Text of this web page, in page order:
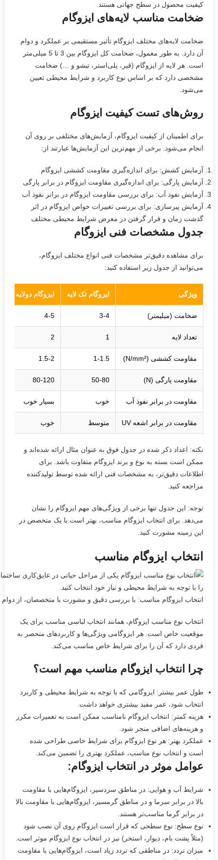
کیفیت محصول در سطح جهانی هستند.
ضخامت مناسب لایه‌های ایزوگام
ضخامت لایه‌های مختلف ایزوگام تأثیر مستقیمی بر عملکرد و دوام
آن دارد. به طور معمول، ضخامت کل ایزوگام بین 3 تا 5 میلی‌متر
است. هر لایه از ایزوگام (قیر، پلی‌استر، تیشو و …) ضخامت
مشخصی دارد که بر اساس نوع کاربرد و شرایط محیطی تعیین
می‌شود.
روش‌های تست کیفیت ایزوگام
برای اطمینان از کیفیت ایزوگام، آزمایش‌های مختلفی بر روی آن
انجام می‌شود. برخی از مهم‌ترین این آزمایش‌ها عبارتند از:
آزمایش کشش: برای اندازه‌گیری مقاومت کششی ایزوگام
آزمایش پارگی: برای اندازه‌گیری مقاومت ایزوگام در برابر پارگی
آزمایش نفوذ آب: برای بررسی مقاومت ایزوگام در برابر نفوذ آب
آزمایش پیرسازی: برای بررسی تغییرات خواص ایزوگام در اثر
گذشت زمان و قرار گرفتن در معرض شرایط محیطی مختلف
جدول مشخصات فنی ایزوگام
برای مشاهده دقیق‌تر مشخصات فنی انواع مختلف ایزوگام،
می‌توانید از جدول زیر استفاده کنید:
ویژگی ایزوگام تک لایه ایزوگام دولایه
ضخامت (میلیمتر) 3-4
4-5
تعداد لایه 1
2
مقاومت کششی (N/mm²) 1-1.5
1.5-2
مقاومت پارگی (N) 50-80
80-120
مقاومت در برابر نفوذ آب خوب بسیار خوب
مقاومت در برابر اشعه UV متوسط خوب
نکته: اعداد ذکر شده در جدول فوق به عنوان مثال ارائه شده‌اند و
ممکن است بسته به نوع و برند ایزوگام متفاوت باشد. برای
اطلاعات دقیق‌تر، به مشخصات فنی ارائه شده توسط تولیدکننده
مراجعه کنید.
توجه: این جدول تنها برخی از ویژگی‌های مهم ایزوگام را نشان
می‌دهد. برای انتخاب ایزوگام مناسب، بهتر است با یک متخصص در
این زمینه مشورت کنید.
انتخاب ایزوگام مناسب
انتخاب ایزوگام مناسب: با بررسی دقیق و مشورت با متخصصان، از
انتخاب نوع مناسب ایزوگام، همانند انتخاب لباسی مناسب برای یک
موقعیت خاص است. هر ایزوگامی ویژگی‌ها و کاربردهای منحصر به
فردی دارد که آن را برای شرایط خاص مناسب می‌کند.
چرا انتخاب ایزوگام مناسب مهم است؟
طول عمر بیشتر: ایزوگامی که با توجه به شرایط محیطی و کاربرد
انتخاب شود، عمر مفید بیشتری خواهد داشت.
هزینه کمتر: انتخاب ایزوگام نامناسب ممکن است به تعمیرات مکرر
و هزینه‌های اضافی منجر شود.
عملکرد بهتر: هر نوع ایزوگام برای شرایط خاصی طراحی شده
است و انتخاب نوع مناسب، عملکرد بهتری را تضمین می‌کند.
عوامل موثر در انتخاب ایزوگام:
شرایط آب و هوایی: در مناطق سردسیر، ایزوگام‌هایی با مقاومت
بالا در برابر سرما و در مناطق گرمسیر، ایزوگام‌هایی با مقاومت بالا
در برابر گرما مناسب‌تر هستند.
نوع سطح: نوع سطحی که قرار است ایزوگام روی آن نصب شود
(مثلاً پشت بام، دیوار، استخر) نیز در انتخاب نوع ایزوگام موثر است.
میزان تردد: در مناطقی که تردد زیاد است، ایزوگام‌هایی با مقاومت